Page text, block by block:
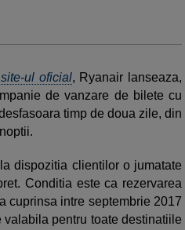
ul oficial, Ryanair lanseaza,
de vanzare de bilete cu
timp de doua zile, din
dispozitia clientilor o jumatate
Conditia este ca rezervarea
cuprinsa intre septembrie 2017
pentru toate destinatiile